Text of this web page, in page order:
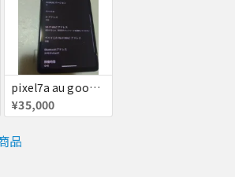
pixel7a au google グレー
¥35,000
品